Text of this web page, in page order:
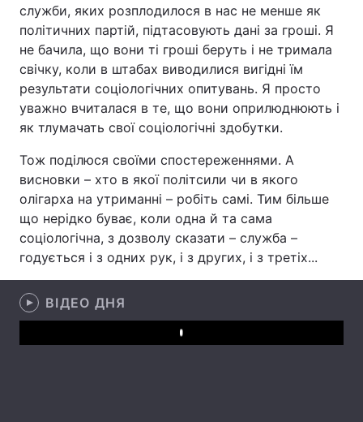
Війна
Україна Політика
Економіка Світ
Спорт Наука
Техно і зв'язок
служби, яких розплодилося в нас не менше як
політичних партій, підтасовують дані за гроші. Я
не бачила, що вони ті гроші беруть і не тримала
свічку, коли в штабах виводилися вигідні їм
результати соціологічних опитувань. Я просто
уважно вчиталася в те, що вони оприлюднюють і
як тлумачать свої соціологічні здобутки.
Тож поділюся своїми спостереженнями. А
висновки – хто в якої політсили чи в якого
олігарха на утриманні – робіть самі. Тим більше
що нерідко буває, коли одна й та сама
соціологічна, з дозволу сказати – служба –
годується і з одних рук, і з других, і з третіх...
ВІДЕО ДНЯ
Play